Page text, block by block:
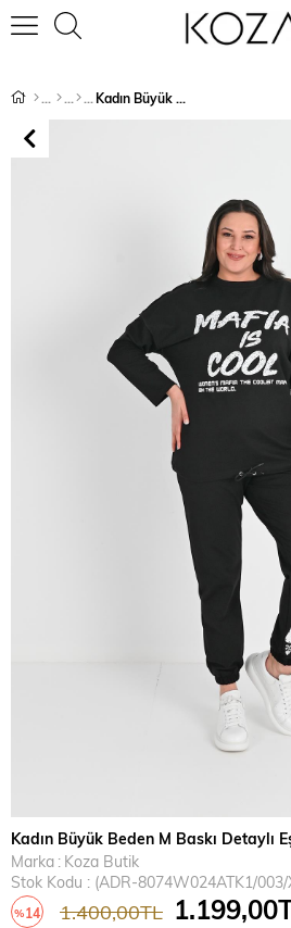
Kadın Büyük Beden M Baskı Detaylı Eşofman Takımı 8074-25
Kadın Büyük Beden M Baskı Detaylı
Marka : Koza Butik
Stok Kodu
(ADR-8074W024ATK1/003/
%14 1.400,00TL